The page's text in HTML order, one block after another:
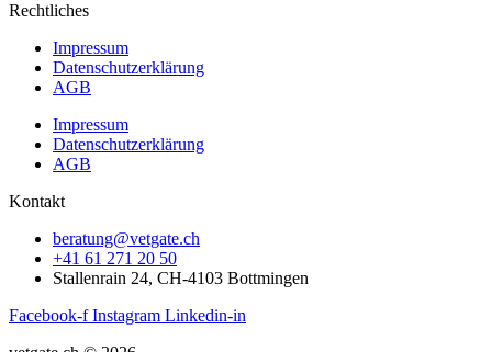
Rechtliches
Impressum
Datenschutzerklärung
AGB
Impressum
Datenschutzerklärung
AGB
Kontakt
beratung@vetgate.ch
+41 61 271 20 50
Stallenrain 24, CH-4103 Bottmingen
Facebook-f Instagram Linkedin-in